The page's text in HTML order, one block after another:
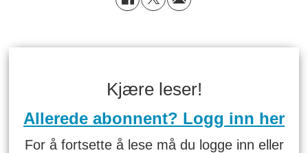
Kjære leser!
Allerede abonnent? Logg inn her
For å fortsette å lese må du logge inn eller